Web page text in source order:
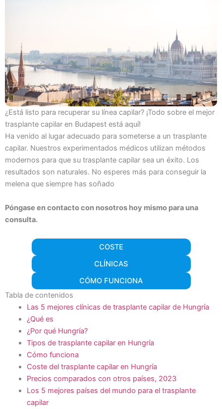
¿Está listo para recuperar su línea capilar? ¡Todo sobre el mejor
trasplante capilar en Budapest está aquí!
Ha venido al lugar adecuado para someterse a un trasplante
capilar. Nuestros experimentados médicos utilizan métodos
modernos para que su trasplante capilar sea un éxito. Los
resultados son naturales. No esperes más para conseguir la
melena que siempre has soñado
Póngase en contacto con nosotros hoy mismo para una
consulta.
COSTE
CLÍNICAS
CÓMO FUNCIONA
Tabla de contenidos
Las 5 mejores clínicas de trasplante capilar de Hungría
¿Qué es
¿Por qué Hungría?
Tipos de trasplante capilar en Hungría
Cómo funciona
Coste del trasplante capilar en Hungría
Precios comparados con otros países, 2023
Los 5 mejores países del mundo para el trasplante
capilar